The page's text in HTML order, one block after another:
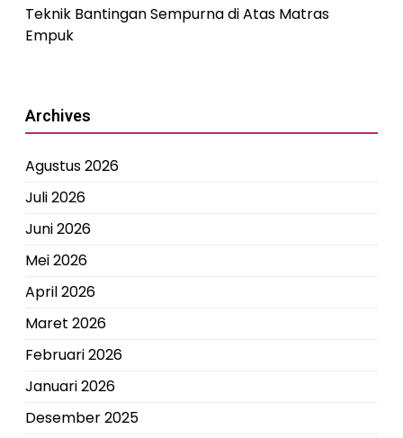
Teknik Bantingan Sempurna di Atas Matras
Empuk
Archives
Agustus 2026
Juli 2026
Juni 2026
Mei 2026
April 2026
Maret 2026
Februari 2026
Januari 2026
Desember 2025